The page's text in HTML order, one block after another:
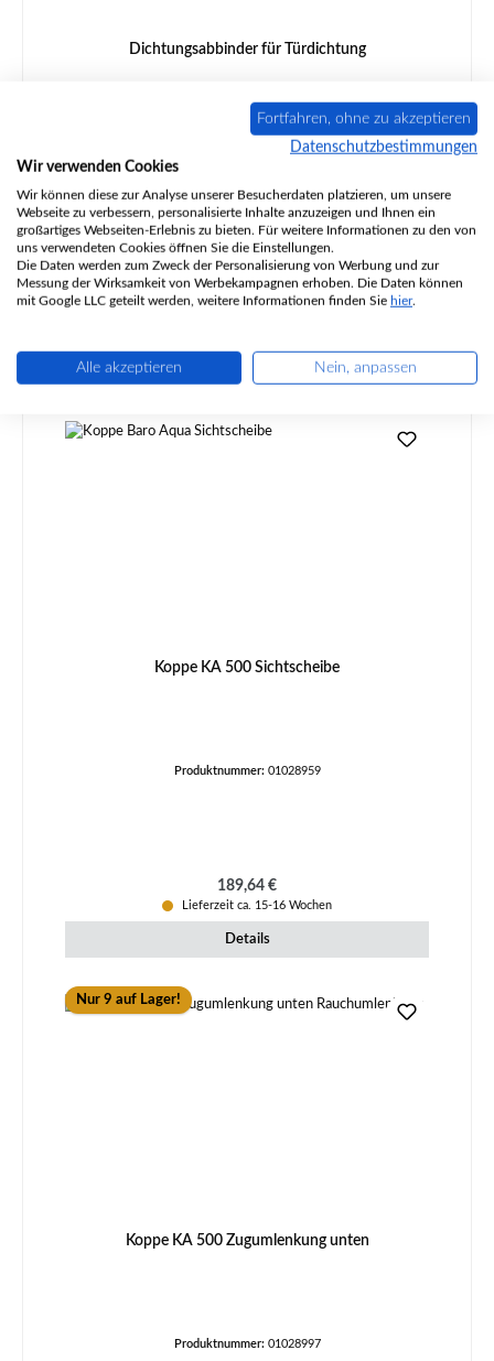
Dichtungsabbinder für Türdichtung
01012822
Inhalt: 4 Stück (1,08 € / 1 Stück)
Regulärer Preis:
4,31 €
Sofort verfügbar, Lieferzeit: 2-4 Tage
Produktgalerie überspringen
Ähnliche Artikel
Koppe KA 500 Sichtscheibe
Produktnummer: 01028959
Regulärer Preis:
189,64 €
Lieferzeit ca. 15-16 Wochen
Details
Nur 9 auf Lager!
Koppe KA 500 Zugumlenkung unten
Produktnummer: 01028997
Fortfahren, ohne zu akzeptieren
Datenschutzbestimmungen
Wir verwenden Cookies
Wir können diese zur Analyse unserer Besucherdaten platzieren, um unsere
Webseite zu verbessern, personalisierte Inhalte anzuzeigen und Ihnen ein
großartiges Webseiten-Erlebnis zu bieten. Für weitere Informationen zu den von
uns verwendeten Cookies öffnen Sie die Einstellungen.
Die Daten werden zum Zweck der Personalisierung von Werbung und zur
Messung der Wirksamkeit von Werbekampagnen erhoben. Die Daten können
mit Google LLC geteilt werden, weitere Informationen finden Sie hier.
Alle akzeptieren Nein, anpassen